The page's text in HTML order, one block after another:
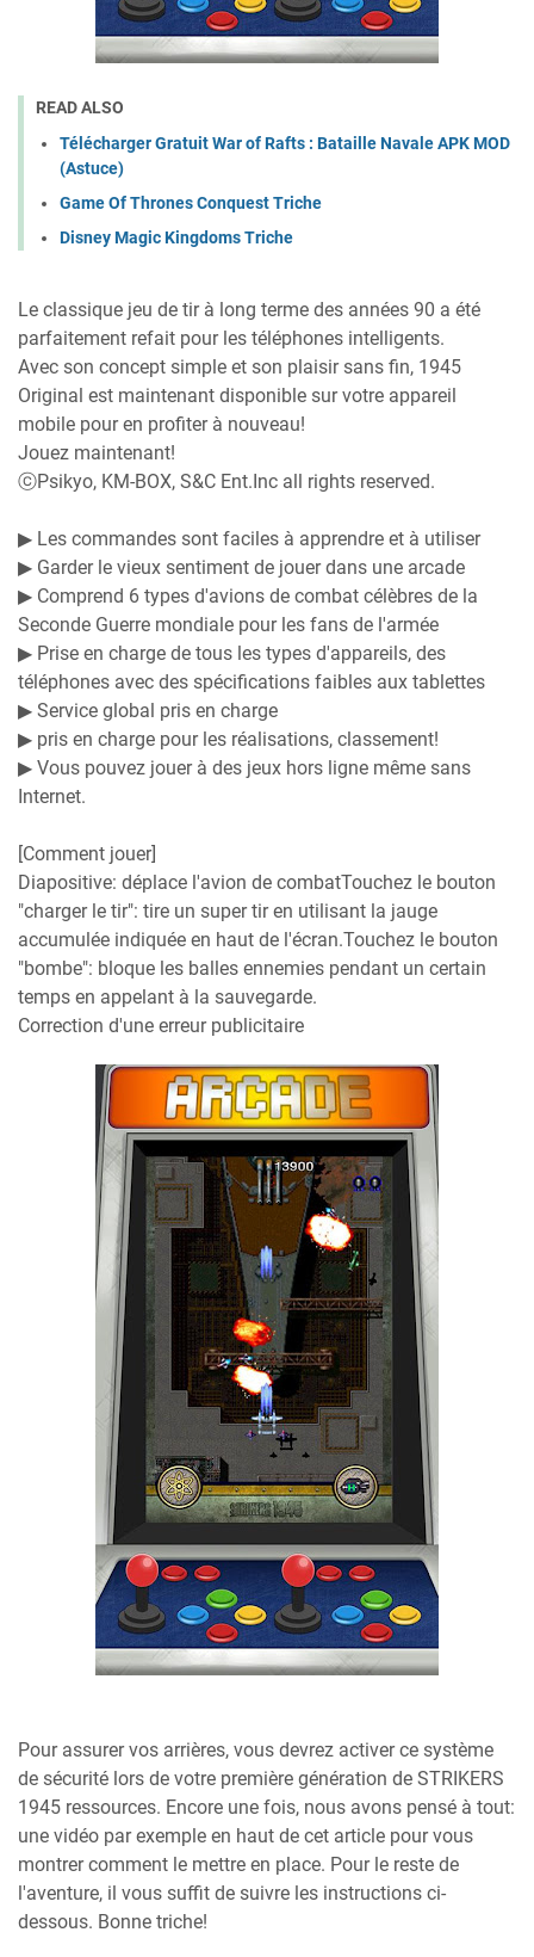
READ ALSO
Télécharger Gratuit War of Rafts : Bataille Navale APK MOD
(Astuce)
Game Of Thrones Conquest Triche
Disney Magic Kingdoms Triche
Le classique jeu de tir à long terme des années 90 a été
parfaitement refait pour les téléphones intelligents.
Avec son concept simple et son plaisir sans fin, 1945
Original est maintenant disponible sur votre appareil
mobile pour en profiter à nouveau!
Jouez maintenant!
ⓒPsikyo, KM-BOX, S&C Ent.Inc all rights reserved.
▶ Les commandes sont faciles à apprendre et à utiliser
▶ Garder le vieux sentiment de jouer dans une arcade
▶ Comprend 6 types d'avions de combat célèbres de la
Seconde Guerre mondiale pour les fans de l'armée
▶ Prise en charge de tous les types d'appareils, des
téléphones avec des spécifications faibles aux tablettes
▶ Service global pris en charge
▶ pris en charge pour les réalisations, classement!
▶ Vous pouvez jouer à des jeux hors ligne même sans
Internet.
[Comment jouer]
Diapositive: déplace l'avion de combatTouchez le bouton
"charger le tir": tire un super tir en utilisant la jauge
accumulée indiquée en haut de l'écran.Touchez le bouton
"bombe": bloque les balles ennemies pendant un certain
temps en appelant à la sauvegarde.
Correction d'une erreur publicitaire
Pour assurer vos arrières, vous devrez activer ce système
de sécurité lors de votre première génération de STRIKERS
1945 ressources. Encore une fois, nous avons pensé à tout:
une vidéo par exemple en haut de cet article pour vous
montrer comment le mettre en place. Pour le reste de
l'aventure, il vous suffit de suivre les instructions ci-
dessous. Bonne triche!